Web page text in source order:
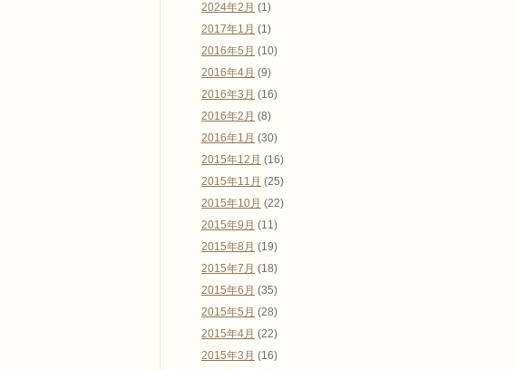
2024年2月 (1)
2017年1月 (1)
2016年5月 (10)
2016年4月 (9)
2016年3月 (16)
2016年2月 (8)
2016年1月 (30)
2015年12月 (16)
2015年11月 (25)
2015年10月 (22)
2015年9月 (11)
2015年8月 (19)
2015年7月 (18)
2015年6月 (35)
2015年5月 (28)
2015年4月 (22)
2015年3月 (16)